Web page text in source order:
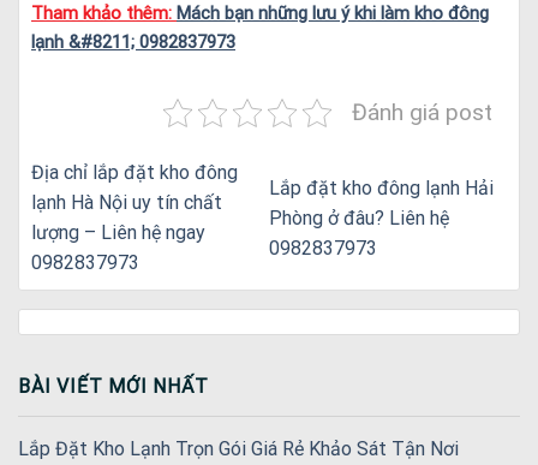
Tham khảo thêm: Mách bạn những lưu ý khi làm kho đông
lạnh &#8211; 0982837973
Đánh giá post
Địa chỉ lắp đặt kho đông
lạnh Hà Nội uy tín chất
lượng – Liên hệ ngay
0982837973
Lắp đặt kho đông lạnh Hải
Phòng ở đâu? Liên hệ
0982837973
BÀI VIẾT MỚI NHẤT
Lắp Đặt Kho Lạnh Trọn Gói Giá Rẻ Khảo Sát Tận Nơi